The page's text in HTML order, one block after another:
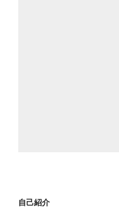
自己紹介